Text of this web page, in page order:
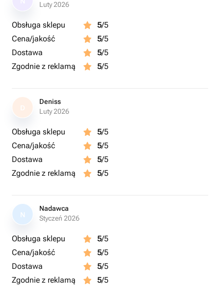
Luty 2026
Obsługa sklepu 5/5
Cena/jakość
5/5
Dostawa
5/5
Zgodnie z reklamą
5/5
D
Deniss
Luty 2026
Obsługa sklepu 5/5
Cena/jakość
5/5
Dostawa
5/5
Zgodnie z reklamą
5/5
N
Nadawca
Styczeń 2026
Obsługa sklepu 5/5
Cena/jakość
5/5
Dostawa
5/5
Zgodnie z reklamą
5/5